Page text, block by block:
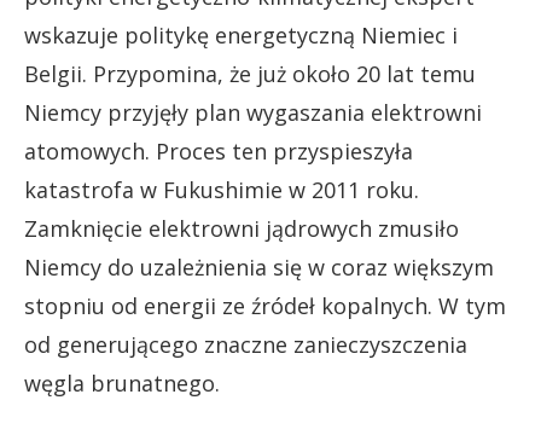
wskazuje politykę energetyczną Niemiec i
Belgii. Przypomina, że już około 20 lat temu
Niemcy przyjęły plan wygaszania elektrowni
atomowych. Proces ten przyspieszyła
katastrofa w Fukushimie w 2011 roku.
Zamknięcie elektrowni jądrowych zmusiło
Niemcy do uzależnienia się w coraz większym
stopniu od energii ze źródeł kopalnych. W tym
od generującego znaczne zanieczyszczenia
węgla brunatnego.